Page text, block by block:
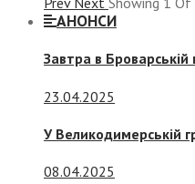
АНОНСИ
Завтра в
23.04.2025
У Великодимерській
08.04.2025